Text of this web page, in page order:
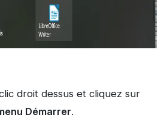
droit dessus et cliquez sur
Démarrer.